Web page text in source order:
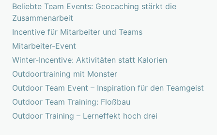
Beliebte Team Events: Geocaching stärkt die
Zusammenarbeit
Incentive für Mitarbeiter und Teams
Mitarbeiter-Event
Winter-Incentive: Aktivitäten statt Kalorien
Outdoortraining mit Monster
Outdoor Team Event – Inspiration für den Teamgeist
Outdoor Team Training: Floßbau
Outdoor Training – Lerneffekt hoch drei